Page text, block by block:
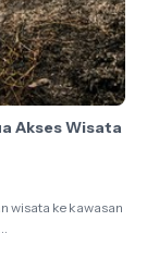
Akses Wisata
wisata ke kawasan